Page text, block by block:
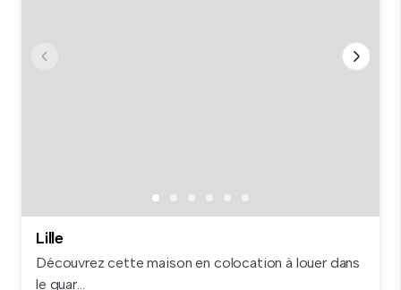
Lille
Découvrez cette maison en colocation à louer dans
le quar...